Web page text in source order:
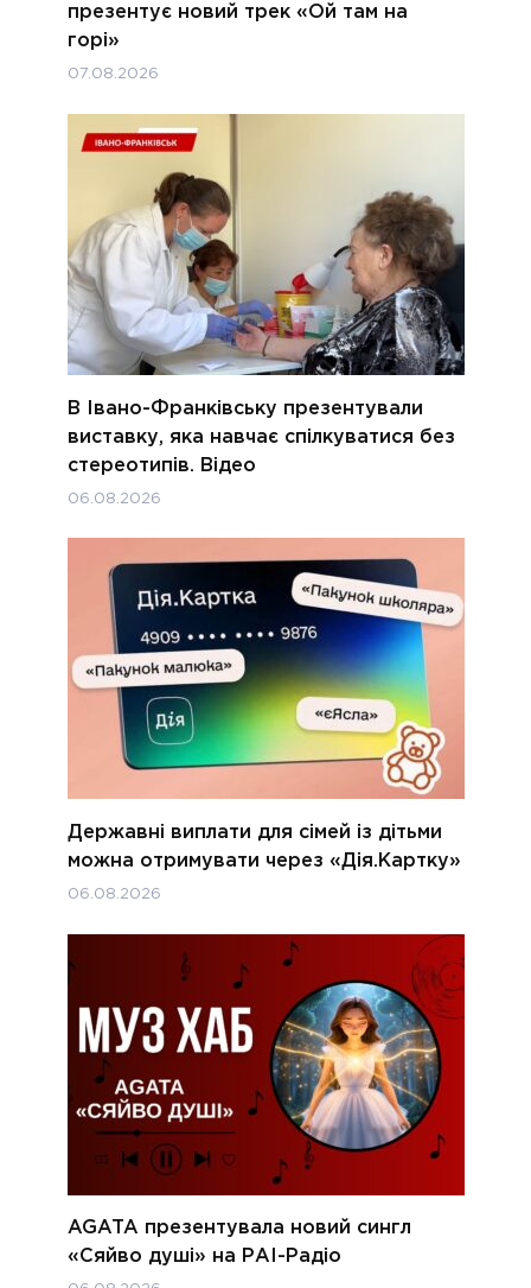
презентує новий трек «Ой там на
горі»
07.08.2026
В Івано-Франківську презентували
виставку, яка навчає спілкуватися без
стереотипів. Відео
06.08.2026
Державні виплати для сімей із дітьми
можна отримувати через «Дія.Картку»
06.08.2026
AGATA презентувала новий сингл
«Сяйво душі» на РАІ-Радіо